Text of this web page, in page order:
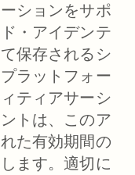
ションをサポ
・アイデンテ
保存されるシ
ラットフォー
ティアサーシ
トは、このア
た有効期間の
ます。適切に